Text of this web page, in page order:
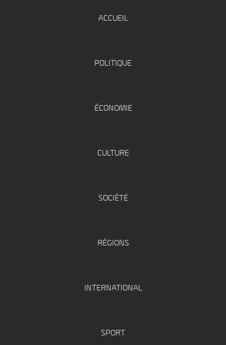
ACCUEIL
POLITIQUE
ÉCONOMIE
CULTURE
SOCIÉTÉ
RÉGIONS
INTERNATIONAL
SPORT